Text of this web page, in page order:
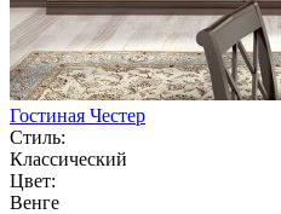
Гостиная Честер
Стиль:
Классический
Цвет:
Венге